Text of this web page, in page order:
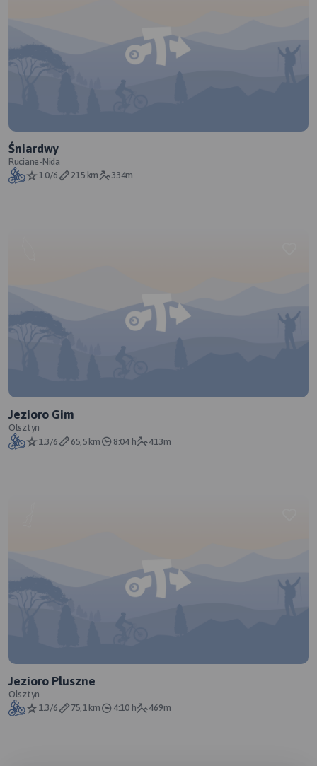
Śniardwy
Ruciane-Nida
1.0/6
215 km 334m
Jezioro Gim
Olsztyn
1.3/6
65,5 km 8:04 h 413m
Jezioro Pluszne
Olsztyn
1.3/6
75,1 km 4:10 h 469m